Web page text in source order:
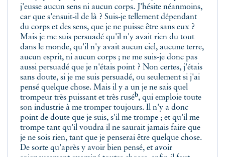
j'eusse aucun sens ni aucun corps. J'hésite néanmoins,
car que s'ensuit-il de là ? Suis-je tellement dépendant
du corps et des sens, que je ne puisse être sans eux ?
Mais je me suis persuadé qu'il n'y avait rien du tout
dans le monde, qu'il n'y avait aucun ciel, aucune terre,
aucun esprit, ni aucun corps ; ne me suis-je donc pas
aussi persuadé que je n'étais point ? Non certes, j'étais
sans doute, si je me suis persuadé, ou seulement si j'ai
pensé quelque chose. Mais il y a un je ne sais quel
trompeur très puissant et très ruséb, qui emploie toute
son industrie à me tromper toujours. Il n'y a donc
point de doute que je suis, s'il me trompe ; et qu'il me
trompe tant qu'il voudra il ne saurait jamais faire que
je ne sois rien, tant que je penserai être quelque chose.
De sorte qu'après y avoir bien pensé, et avoir